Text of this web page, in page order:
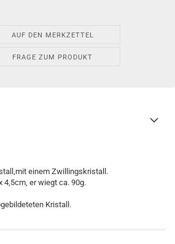
AUF DEN MERKZETTEL
FRAGE ZUM PRODUKT
einem Zwillingskristall.
4,5cm, er wiegt ca. 90g.
Kristall.